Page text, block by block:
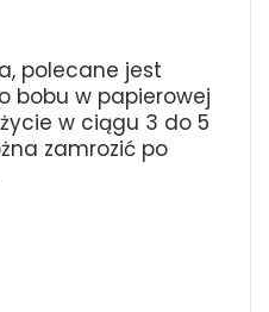
polecane jest
bobu w papierowej
w ciągu 3 do 5
zamrozić po